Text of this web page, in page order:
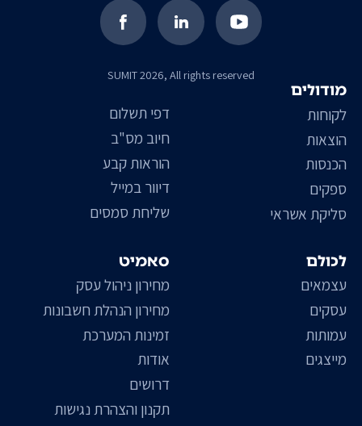
SUMIT 2026, All rights reserved
סאמיט
מחירון ניהול עסק
מחירון הנהלת חשבונות
זמינות המערכת
אודות
דרושים
תקנון והצהרת נגישות
דפי תשלום
חיוב מס"ב
הוראות קבע
דיוור במייל
שליחת סמסים
מודולים
לקוחות
הוצאות
הכנסות
ספקים
סליקת אשראי
לכולם
עצמאים
עסקים
עמותות
מייצגים